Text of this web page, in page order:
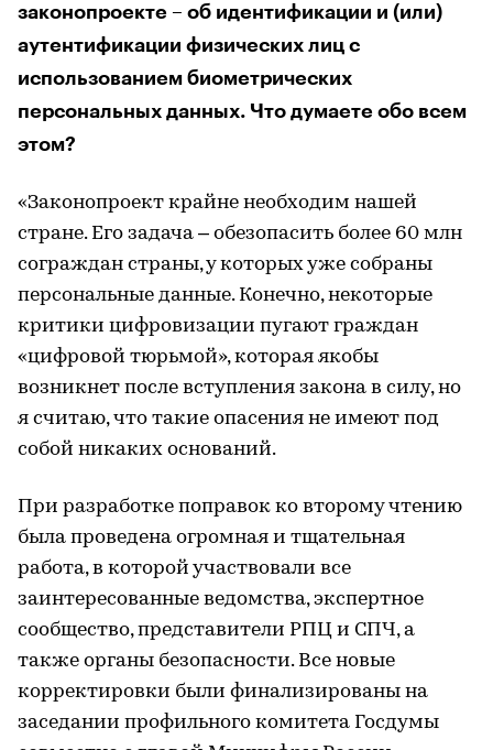
законопроекте – об идентификации и (или)
аутентификации физических лиц с
использованием биометрических
персональных данных. Что думаете обо всем
этом?
«Законопроект крайне необходим нашей
стране. Его задача – обезопасить более 60 млн
сограждан страны, у которых уже собраны
персональные данные. Конечно, некоторые
критики цифровизации пугают граждан
«цифровой тюрьмой», которая якобы
возникнет после вступления закона в силу, но
я считаю, что такие опасения не имеют под
собой никаких оснований.
При разработке поправок ко второму чтению
была проведена огромная и тщательная
работа, в которой участвовали все
заинтересованные ведомства, экспертное
сообщество, представители РПЦ и СПЧ, а
также органы безопасности. Все новые
корректировки были финализированы на
заседании профильного комитета Госдумы